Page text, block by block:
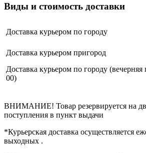
Виды и стоимость доставки
Доставка курьером по городу
Доставка курьером пригород
Доставка курьером по городу (вечерняя
00)
ВНИМАНИЕ! Товар резервируется на
поступления в пункт выдачи
*Курьерская доставка осуществляется
выходных .